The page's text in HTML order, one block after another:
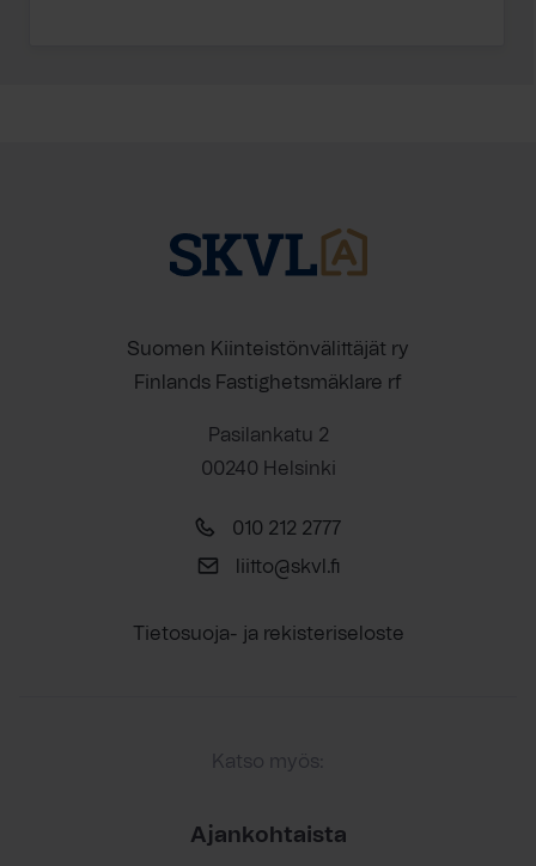
Suomen Kiinteistönvälittäjät ry
Finlands Fastighetsmäklare rf
Pasilankatu 2
00240 Helsinki
010 212 2777
liitto@skvl.fi
Tietosuoja- ja rekisteriseloste
Katso myös:
Ajankohtaista